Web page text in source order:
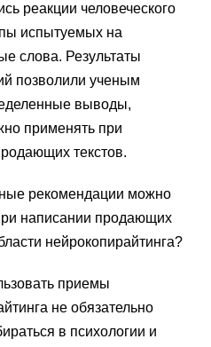
реакции человеческого
испытуемых на
слова. Результаты
позволили ученым
выводы,
применять при
текстов.
рекомендации можно
написании продающих
нейрокопирайтинга?
приемы
не обязательно
в психологии и